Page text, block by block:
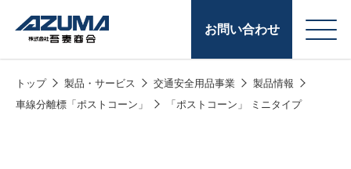
お問い合わせ
会
原燃料事業
トップ 製品・サービス 交通安全用品事業
製品情報
車線分離標「ポストコーン」
「ポストコーン」 ミニタイプ